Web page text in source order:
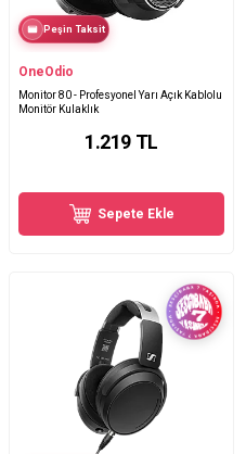
Peşin Taksit
OneOdio
Monitor 80 - Profesyonel Yarı Açık Kablolu
Monitör Kulaklık
1.219 TL
Sepete Ekle